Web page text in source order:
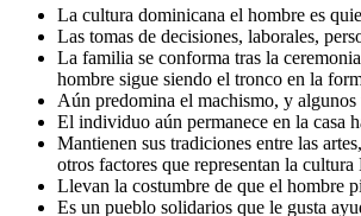
La cultura dominicana el hombre es
Las tomas de decisiones, laborales,
La familia se conforma tras la
hombre sigue siendo el tronco en la
Aún predomina el machismo, y algunos
El individuo aún permanece en la casa
Mantienen sus tradiciones entre las
otros factores que representan la
Llevan la costumbre de que el hombre
Es un pueblo solidarios que le gusta